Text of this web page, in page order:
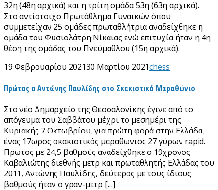
32η (48η αρχικά) και η τρίτη ομάδα 53η (63η αρχικά).
Στο αντίστοιχο Πρωτάθλημα Γυναικών όπου
συμμετείχαν 25 ομάδες πρωταθλήτρια αναδείχθηκε η
ομάδα του Φυσιολάτρη Νίκαιας ενώ επιτυχία ήταν η 4η
θέση της ομάδας του Πνεύμαθλου (15η αρχικά).
19 Φεβρουαρίου 202130 Μαρτίου 2021chess
Πρώτος ο Αντώνης Παυλίδης στο Σκακιστικό Μαραθώνιο
Στο νέο Δημαρχείο της Θεσσαλονίκης έγινε από το
απόγευμα του Σαββάτου μέχρι το μεσημέρι της
Κυριακής 7 Οκτωβρίου, για πρώτη φορά στην Ελλάδα,
ένας 17ωρος σκακιστικός μαραθώνιος 27 γύρων rapid.
Πρώτος με 24,5 βαθμούς αναδείχθηκε ο 19χρονος
Καβαλιώτης διεθνής μετρ και πρωταθλητής Ελλάδας του
2011, Αντώνης Παυλίδης, δεύτερος με τους ίδιους
βαθμούς ήταν ο γραν-μετρ […]